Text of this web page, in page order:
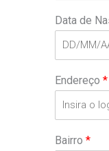
Data de
Endereço *
Bairro *